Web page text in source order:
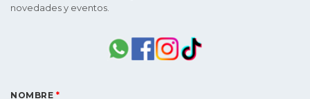
novedades y eventos.
NOMBRE *